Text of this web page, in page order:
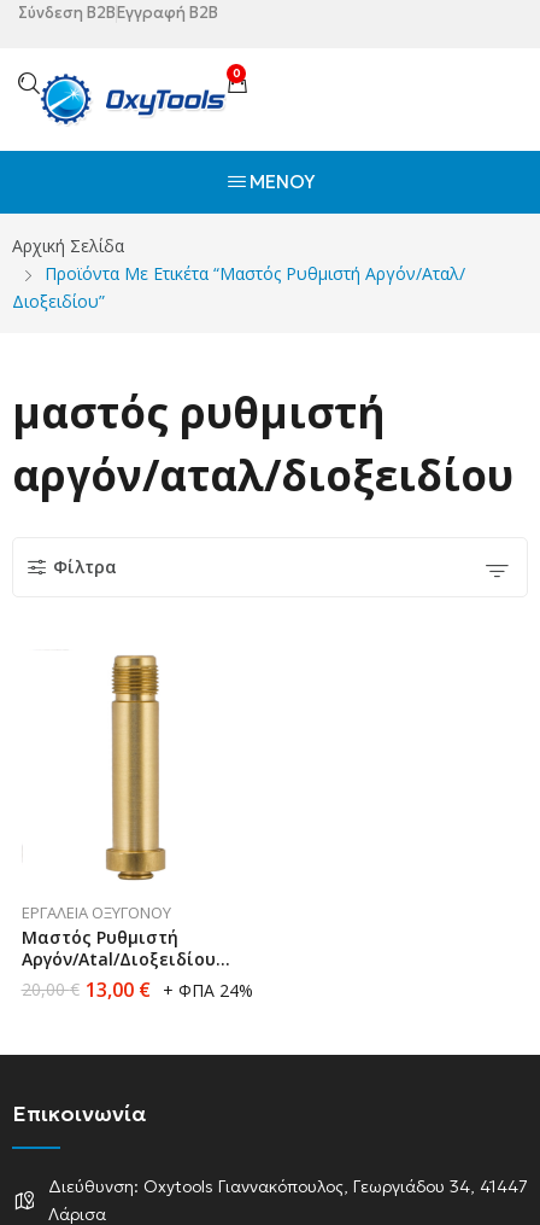
Σύνδεση B2BΕγγραφή B2B
0
ΜΕΝΟΎ
Αρχική Σελίδα
Προϊόντα Με Ετικέτα “μαστός Ρυθμιστή Αργόν/αταλ/
Διοξειδίου”
μαστός ρυθμιστή
αργόν/αταλ/διοξειδίου
Φίλτρα
ΕΡΓΑΛΕΊΑ ΟΞΥΓΌΝΟΥ
Μαστός Ρυθμιστή
Αργόν/Atal/Διοξειδίου
Mestriner
20,00€ 13,00 € + ΦΠΑ 24%
Επικοινωνία
Διεύθυνση: Oxytools Γιαννακόπουλος, Γεωργιάδου 34, 41447
Λάρισα